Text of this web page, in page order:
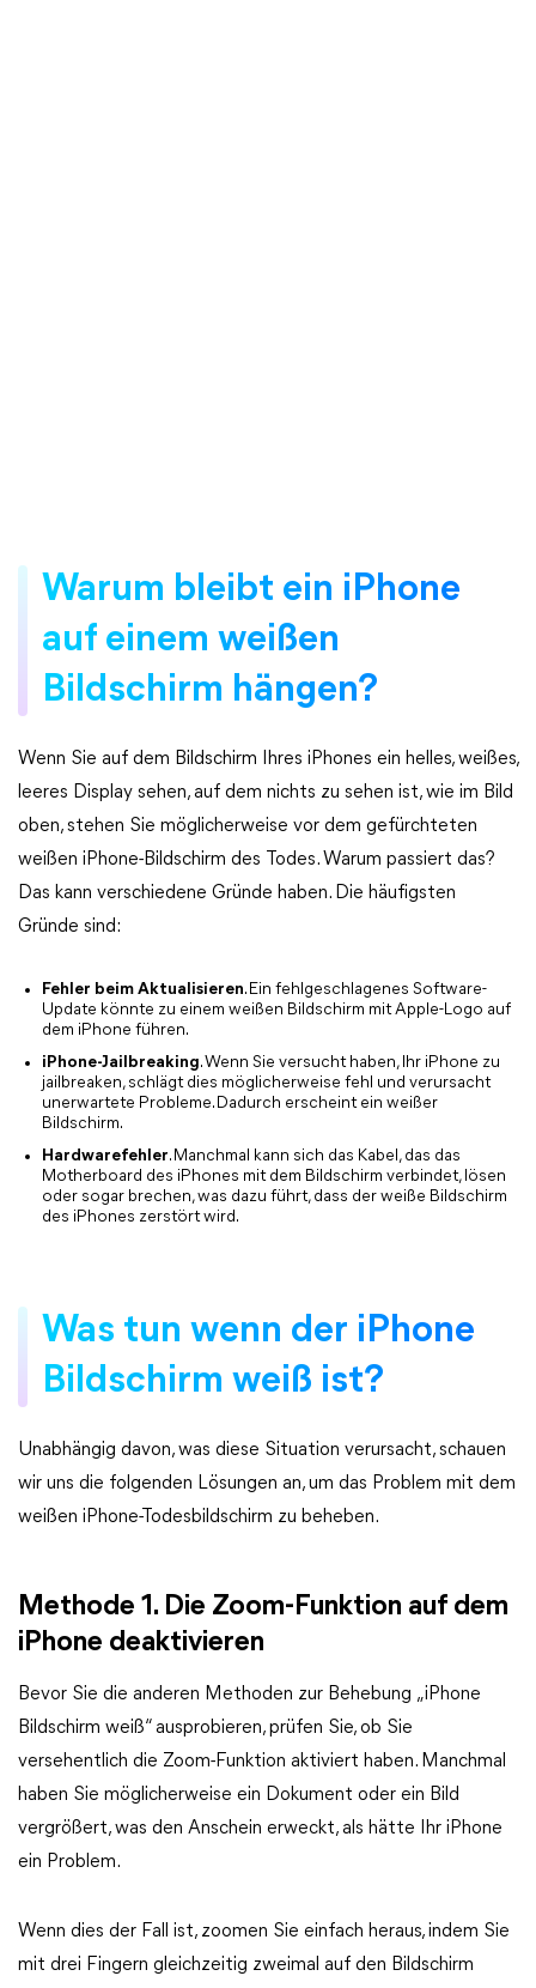
Warum bleibt ein iPhone
auf einem weißen
Bildschirm hängen?
Wenn Sie auf dem Bildschirm Ihres iPhones ein helles, weißes,
leeres Display sehen, auf dem nichts zu sehen ist, wie im Bild
oben, stehen Sie möglicherweise vor dem gefürchteten
weißen iPhone-Bildschirm des Todes. Warum passiert das?
Das kann verschiedene Gründe haben. Die häufigsten
Gründe sind:
Fehler beim Aktualisieren. Ein fehlgeschlagenes Software-
Update könnte zu einem weißen Bildschirm mit Apple-Logo auf
dem iPhone führen.
iPhone-Jailbreaking. Wenn Sie versucht haben, Ihr iPhone zu
jailbreaken, schlägt dies möglicherweise fehl und verursacht
unerwartete Probleme. Dadurch erscheint ein weißer
Bildschirm.
Hardwarefehler. Manchmal kann sich das Kabel, das das
Motherboard des iPhones mit dem Bildschirm verbindet, lösen
oder sogar brechen, was dazu führt, dass der weiße Bildschirm
des iPhones zerstört wird.
Was tun wenn der iPhone
Bildschirm weiß ist?
Unabhängig davon, was diese Situation verursacht, schauen
wir uns die folgenden Lösungen an, um das Problem mit dem
weißen iPhone-Todesbildschirm zu beheben.
Methode 1. Die Zoom-Funktion auf dem
iPhone deaktivieren
Bevor Sie die anderen Methoden zur Behebung „iPhone
Bildschirm weiß“ ausprobieren, prüfen Sie, ob Sie
versehentlich die Zoom-Funktion aktiviert haben. Manchmal
haben Sie möglicherweise ein Dokument oder ein Bild
vergrößert, was den Anschein erweckt, als hätte Ihr iPhone
ein Problem.
Wenn dies der Fall ist, zoomen Sie einfach heraus, indem Sie
mit drei Fingern gleichzeitig zweimal auf den Bildschirm